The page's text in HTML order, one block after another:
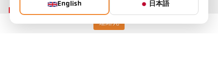
連絡先
English 日本語